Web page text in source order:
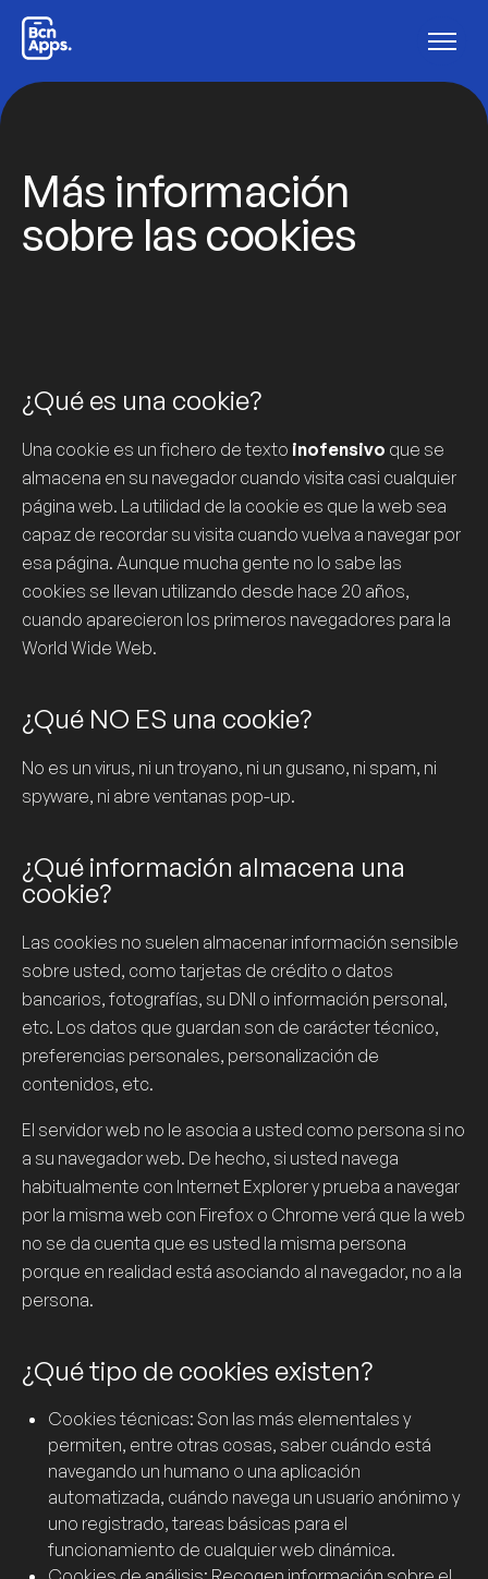
Desarrollo de Apps
Más información
sobre las cookies
¿Qué es una cookie?
Una cookie es un fichero de texto inofensivo que se
almacena en su navegador cuando visita casi cualquier
página web. La utilidad de la cookie es que la web sea
capaz de recordar su visita cuando vuelva a navegar por
esa página. Aunque mucha gente no lo sabe las
cookies se llevan utilizando desde hace 20 años,
cuando aparecieron los primeros navegadores para la
World Wide Web.
¿Qué NO ES una cookie?
No es un virus, ni un troyano, ni un gusano, ni spam, ni
spyware, ni abre ventanas pop-up.
¿Qué información almacena una
cookie?
Las cookies no suelen almacenar información sensible
sobre usted, como tarjetas de crédito o datos
bancarios, fotografías, su DNI o información personal,
etc. Los datos que guardan son de carácter técnico,
preferencias personales, personalización de
contenidos, etc.
El servidor web no le asocia a usted como persona si no
a su navegador web. De hecho, si usted navega
habitualmente con Internet Explorer y prueba a navegar
por la misma web con Firefox o Chrome verá que la web
no se da cuenta que es usted la misma persona
porque en realidad está asociando al navegador, no a la
persona.
¿Qué tipo de cookies existen?
Cookies técnicas: Son las más elementales y
permiten, entre otras cosas, saber cuándo está
navegando un humano o una aplicación
automatizada, cuándo navega un usuario anónimo y
uno registrado, tareas básicas para el
funcionamiento de cualquier web dinámica.